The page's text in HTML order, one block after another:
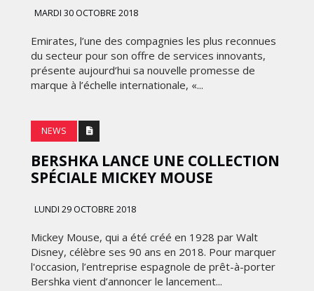
MARDI 30 OCTOBRE 2018
Emirates, l’une des compagnies les plus reconnues
du secteur pour son offre de services innovants,
présente aujourd’hui sa nouvelle promesse de
marque à l’échelle internationale, «...
NEWS
BERSHKA LANCE UNE COLLECTION
SPÉCIALE MICKEY MOUSE
LUNDI 29 OCTOBRE 2018
Mickey Mouse, qui a été créé en 1928 par Walt
Disney, célèbre ses 90 ans en 2018. Pour marquer
l'occasion, l’entreprise espagnole de prêt-à-porter
Bershka vient d’annoncer le lancement...
GITEX AFRICA : LES NOUVELLES
FRONTIÈRES DE
L’INNOVATION AFRICAINE
LUNDI 6 AVRIL 2026
MARKETING
WEDGEWOOD WEDDINGS MISE
SUR UNE CAMPAGNE